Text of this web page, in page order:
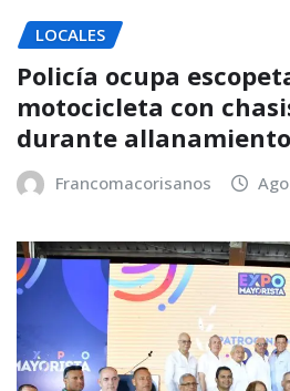
LOCALES
Policía ocupa
motocicleta con
durante
Francomacorisanos